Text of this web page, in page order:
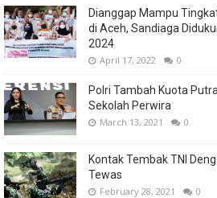
Dianggap Mampu
di Aceh, Sandiaga
2024
April 17, 2022 0
Polri Tambah Kuota
Sekolah Perwira
March 13, 2021 0
Kontak Tembak TNI
Tewas
February 28, 2021 0